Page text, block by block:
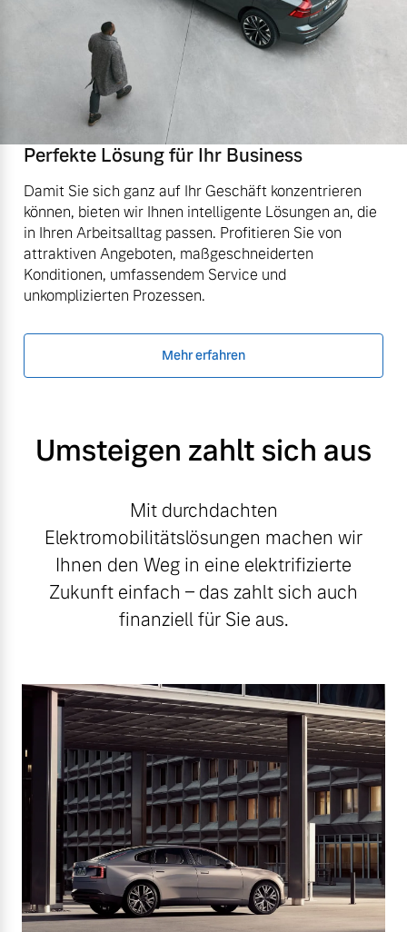
Perfekte Lösung für Ihr Business
Damit Sie sich ganz auf Ihr Geschäft konzentrieren
können, bieten wir Ihnen intelligente Lösungen an, die
in Ihren Arbeitsalltag passen. Profitieren Sie von
attraktiven Angeboten, maßgeschneiderten
Konditionen, umfassendem Service und
unkomplizierten Prozessen.
Mehr erfahren
Umsteigen zahlt sich aus
Mit durchdachten
Elektromobilitätslösungen machen wir
Ihnen den Weg in eine elektrifizierte
Zukunft einfach – das zahlt sich auch
finanziell für Sie aus.